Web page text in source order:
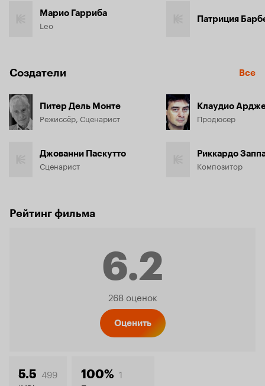
Марио Гарриба
Leo Патриция
Создатели Все
Питер Дель Монте
Режиссёр, Сценарист
Джованни Паскутто
Сценарист
Клаудио
Продюсер
Риккардо
Композитор
Рейтинг фильма
6.2
Рейтинг
268 оценок
Оценить
5.5 499 100% 1